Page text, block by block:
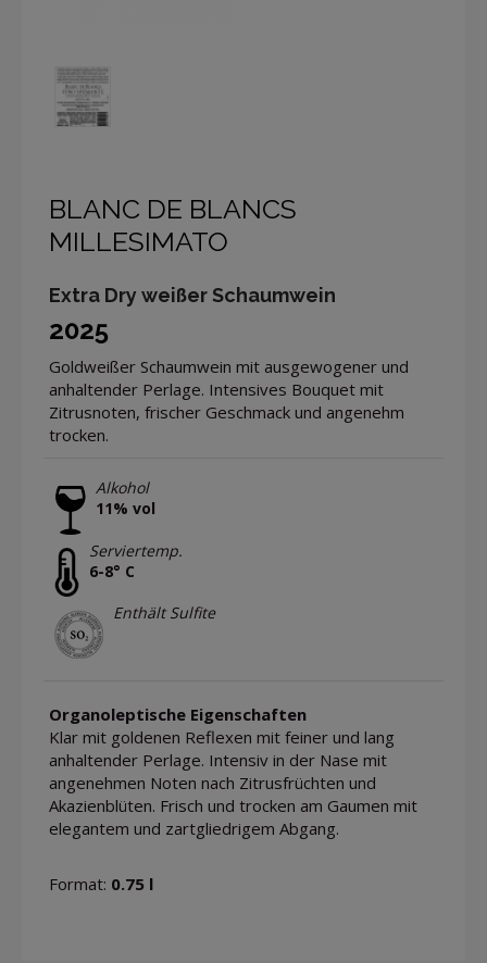
BLANC DE BLANCS
MILLESIMATO
Extra Dry weißer Schaumwein
2025
Goldweißer Schaumwein mit ausgewogener und
anhaltender Perlage. Intensives Bouquet mit
Zitrusnoten, frischer Geschmack und angenehm
trocken.
Alkohol
11% vol
Serviertemp.
6-8° C
Enthält Sulfite
Organoleptische Eigenschaften
Klar mit goldenen Reflexen mit feiner und lang
anhaltender Perlage. Intensiv in der Nase mit
angenehmen Noten nach Zitrusfrüchten und
Akazienblüten. Frisch und trocken am Gaumen mit
elegantem und zartgliedrigem Abgang.
Format: 0.75 l